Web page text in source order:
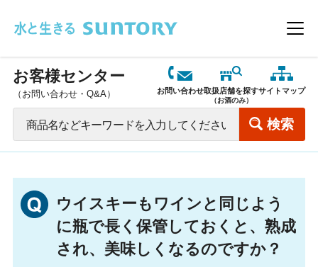
メ
お客様センター
（お問い合わせ・Q&A） お問い合わせ取扱店舗を探す
（お酒のみ）
サイトマップ
ウイスキーもワインと同じよう
に瓶で長く保管しておくと、熟成
され、美味しくなるのですか？